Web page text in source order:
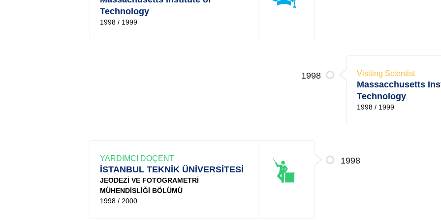
Technology
1998 / 1999
1998 Visiting Scientist
Massacchusetts
Technology
1998 / 1999
1998
YARDIMCI DOÇENT
İSTANBUL TEKNİK ÜNİVERSİTESİ
JEODEZİ VE FOTOGRAMETRİ
MÜHENDİSLİĞİ BÖLÜMÜ
1998 / 2000